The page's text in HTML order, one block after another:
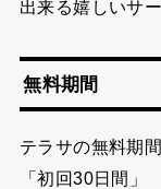
出来る嬉しいサ
無料期間
テラサの無料期間
「初回30日間」